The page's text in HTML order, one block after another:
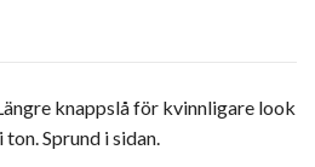
knappslå för kvinnligare look
Sprund i sidan.